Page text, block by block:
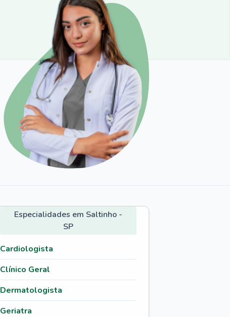
Especialidades em Saltinho -
SP
Cardiologista
Clínico Geral
Dermatologista
Geriatra